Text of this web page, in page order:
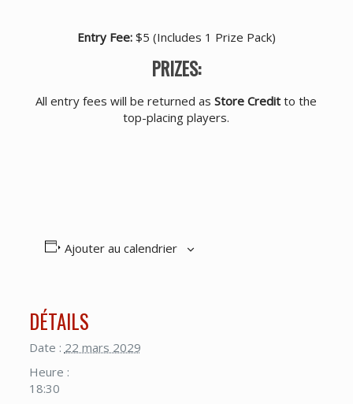
Entry Fee:$5 (Includes 1 Prize Pack)
PRIZES:
All entry fees will be returned asStore Credit to the
top-placing players.
Ajouter au calendrier
DÉTAILS
Date : 22 mars 2029
Heure :
18:30